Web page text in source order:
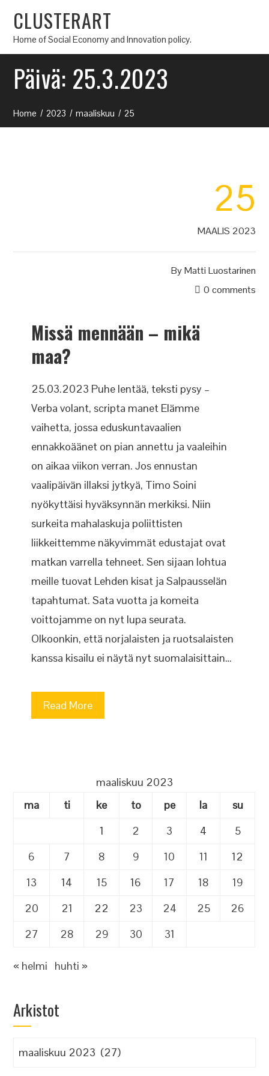
CLUSTERART
Home of Social Economy and Innovation policy.
Päivä: 25.3.2023
Home 2023 maaliskuu 25
25
MAALIS 2023
ByMatti Luostarinen
0 comments
Missä mennään – mikä
maa?
25.03.2023 Puhe lentää, teksti pysy –
Verba volant, scripta manet Elämme
vaihetta, jossa eduskuntavaalien
ennakkoäänet on pian annettu ja vaaleihin
on aikaa viikon verran. Jos ennustan
vaalipäivän illaksi jytkyä, Timo Soini
nyökyttäisi hyväksynnän merkiksi. Niin
surkeita mahalaskuja poliittisten
liikkeittemme näkyvimmät edustajat ovat
matkan varrella tehneet. Sen sijaan lohtua
meille tuovat Lehden kisat ja Salpausselän
tapahtumat. Sata vuotta ja komeita
voittojamme on nyt lupa seurata.
Olkoonkin, että norjalaisten ja ruotsalaisten
kanssa kisailu ei näytä nyt suomalaisittain…
Read More
maaliskuu 2023
ma
ti ke to pe la
su
1
2 3 4
5
6
7 8 9 10 11
12
13
14 15 16 17 18
19
20
21 22 23 24 25
26
27
28 29 30 31
« helmi huhti »
Arkistot
Arkistot